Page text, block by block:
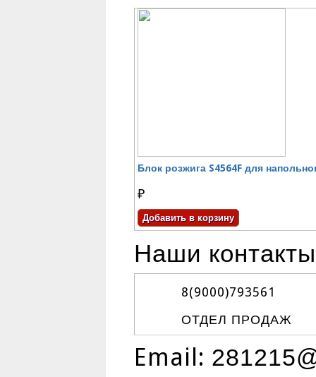
Блок розжига S4564F для
₽
Наши контакты
8(9000)793561
ОТДЕЛ ПРОДАЖ
Email: